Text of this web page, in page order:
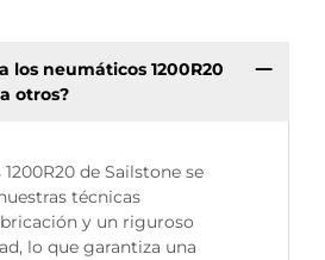
los neumáticos 1200R20
otros?
de Sailstone se
técnicas
y un riguroso
lo que garantiza una